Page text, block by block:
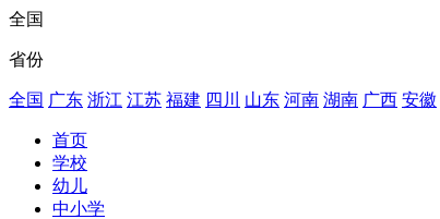
全国
省份
全国 广东 浙江 江苏 福建 四川 山东 河南 湖南 广西 安徽
首页
学校
幼儿
中小学